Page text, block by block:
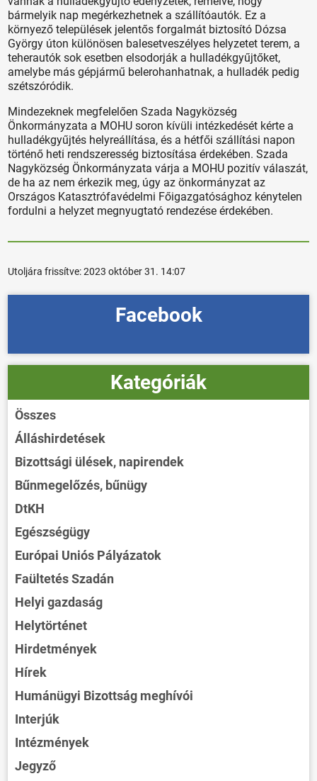
bármelyik nap megérkezhetnek a szállítóautók. Ez a
környező települések jelentős forgalmát biztosító Dózsa
György úton különösen balesetveszélyes helyzetet terem, a
teherautók sok esetben elsodorják a hulladékgyűjtőket,
amelybe más gépjármű belerohanhatnak, a hulladék pedig
szétszóródik.
Mindezeknek megfelelően Szada Nagyközség
Önkormányzata a MOHU soron kívüli intézkedését kérte a
hulladékgyűjtés helyreállítása, és a hétfői szállítási napon
történő heti rendszeresség biztosítása érdekében. Szada
Nagyközség Önkormányzata várja a MOHU pozitív válaszát,
de ha az nem érkezik meg, úgy az önkormányzat az
Országos Katasztrófavédelmi Főigazgatósághoz kénytelen
fordulni a helyzet megnyugtató rendezése érdekében.
Utoljára frissítve:2023 október 31. 14:07
Facebook
Kategóriák
Összes
Álláshirdetések
Bizottsági ülések, napirendek
Bűnmegelőzés, bűnügy
DtKH
Egészségügy
Európai Uniós Pályázatok
Faültetés Szadán
Helyi gazdaság
Helytörténet
Hirdetmények
Hírek
Humánügyi Bizottság meghívói
Interjúk
Intézmények
Jegyző